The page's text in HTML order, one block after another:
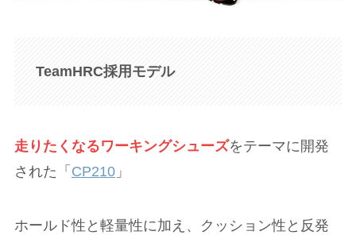
TeamHRC採用モデル
走りたくなるワーキングシューズをテーマに開発
された「 CP210」
ホールド性と軽量性に加え、クッション性と反発